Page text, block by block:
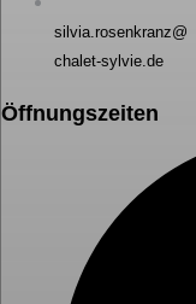
silvia.rosenkranz@
chalet-sylvie.de
Öffnungszeiten